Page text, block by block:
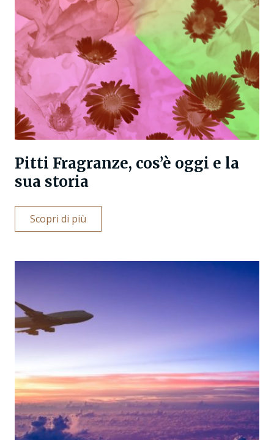
Pitti Fragranze, cos’è oggi e la
sua storia
Scopri di più